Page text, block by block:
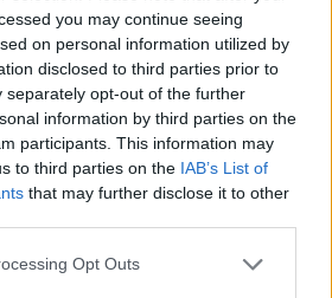
you may continue seeing
on personal information utilized by
disclosed to third parties prior to
separately opt-out of the further
information by third parties on the
participants. This information may
to third parties on the IAB’s List of
that may further disclose it to other
Opt Outs
4 eller 6 pladser der kan
genstande ind på.
har fra start 4, Arboret har 6)
til i alt 8 pladser pr. lagerbygning
er der mulighed for drop af